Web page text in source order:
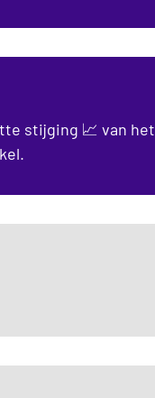
stijging 📈 van